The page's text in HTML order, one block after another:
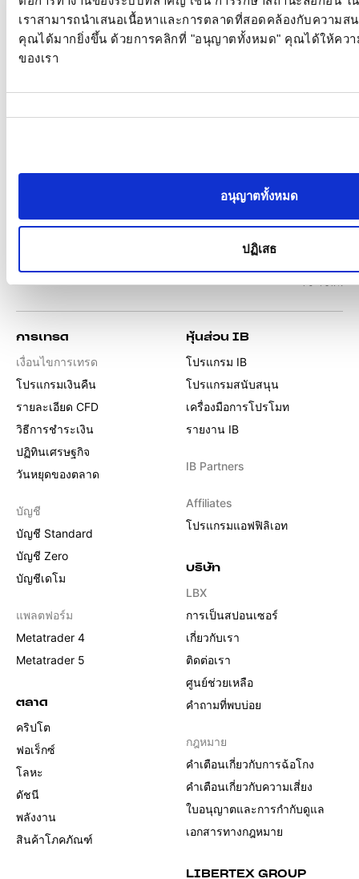
เราสามารถนำเสนอเนื้อหาและการตลาดที่สอดคล้องกับความส
คุณได้มากยิ่งขึ้น ด้วยการคลิกที่ "อนุญาตทั้งหมด" คุณได้ให้ควา
ของเรา
ยินยอม
อนุญาตทั้งหมด
ปฏิเสธ
ติดตามเรา เพื่อรับเนื้อหาที่มากยิ่งขึ้น:
การเทรด
เงื่อนไขการเทรด
โปรแกรมเงินคืน
รายละเอียด CFD
วิธีการชำระเงิน
ปฏิทินเศรษฐกิจ
วันหยุดของตลาด
บัญชี
บัญชี Standard
บัญชี Zero
บัญชีเดโม
แพลตฟอร์ม
Metatrader 4
Metatrader 5
ตลาด
คริปโต
ฟอเร็กซ์
โลหะ
ดัชนี
พลังงาน
สินค้าโภคภัณฑ์
หุ้นส่วน IB
โปรแกรม IB
โปรแกรมสนับสนุน
เครื่องมือการโปรโมท
รายงาน IB
IB Partners
Affiliates
โปรแกรมแอฟฟิลิเอท
บริษัท
LBX
การเป็นสปอนเซอร์
เกี่ยวกับเรา
ติดต่อเรา
ศูนย์ช่วยเหลือ
คำถามที่พบบ่อย
กฎหมาย
คำเตือนเกี่ยวกับการฉ้อโกง
คำเตือนเกี่ยวกับความเสี่ยง
ใบอนุญาตและการกำกับดูแล
เอกสารทางกฎหมาย
LIBERTEX GROUP